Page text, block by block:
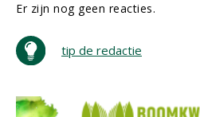
Er zijn nog geen reacties.
tip de redactie